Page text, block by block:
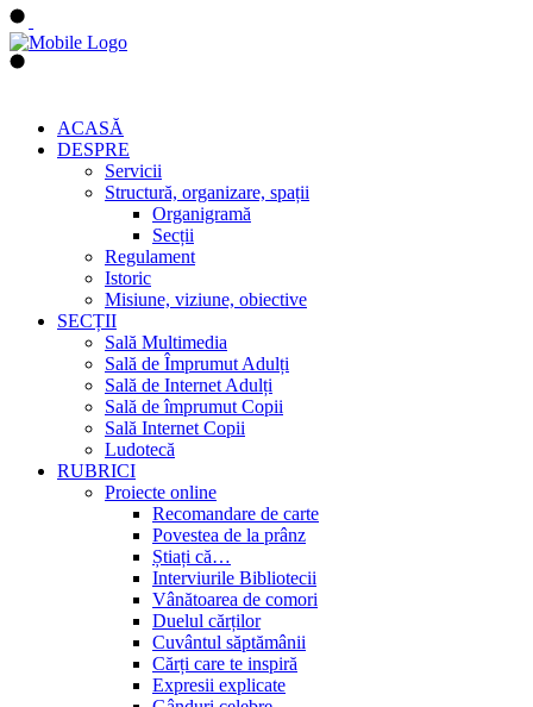
ACASĂ
DESPRE
Servicii
Structură, organizare, spații
Organigramă
Secții
Regulament
Istoric
Misiune, viziune, obiective
SECȚII
Sală Multimedia
Sală de Împrumut Adulți
Sală de Internet Adulți
Sală de împrumut Copii
Sală Internet Copii
Ludotecă
RUBRICI
Proiecte online
Recomandare de carte
Povestea de la prânz
Știați că…
Interviurile Bibliotecii
Vânătoarea de comori
Duelul cărților
Cuvântul săptămânii
Cărți care te inspiră
Expresii explicate